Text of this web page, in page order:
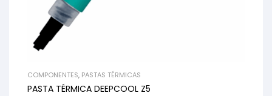
COMPONENTES, PASTAS TÉRMICAS
PASTA TÉRMICA DEEPCOOL Z5